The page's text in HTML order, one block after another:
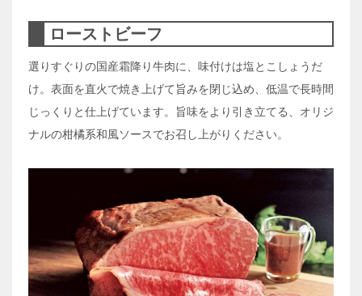
ローストビーフ
選りすぐりの国産霜降り牛肉に、味付けは塩とこしょうだ
け。表面を直火で焼き上げて旨みを閉じ込め、低温で長時間
じっくりと仕上げています。旨味をより引き立てる、オリジ
ナルの柑橘系和風ソースでお召し上がりください。